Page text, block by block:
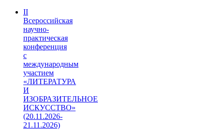
II
Всероссийская
научно-
практическая
конференция
с
международным
участием
«ЛИТЕРАТУРА
И
ИЗОБРАЗИТЕЛЬНОЕ
ИСКУССТВО»
(20.11.2026-
21.11.2026)